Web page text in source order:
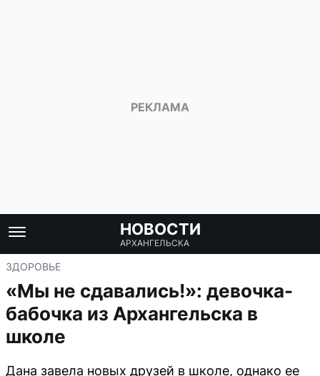
НОВОСТИ
АРХАНГЕЛЬСКА
ЗДОРОВЬЕ
«Мы не сдавались!»: девочка-
бабочка из Архангельска в
школе
Дана завела новых друзей в школе, однако ее